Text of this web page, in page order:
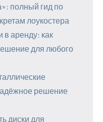
полный гид по
лоукостера
аренду: как
для любого
решение
диски для